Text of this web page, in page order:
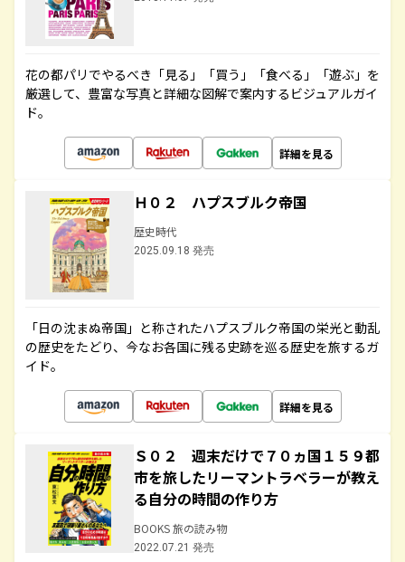
花の都パリでやるべき「見る」「買う」「食べる」「遊ぶ」を
厳選して、豊富な写真と詳細な図解で案内するビジュアルガイ
ド。
詳細を見る
Ｈ０２ ハプスブルク帝国
歴史時代
2025.09.18 発売
「日の沈まぬ帝国」と称されたハプスブルク帝国の栄光と動乱
の歴史をたどり、今なお各国に残る史跡を巡る歴史を旅するガ
イド。
詳細を見る
Ｓ０２ 週末だけで７０ヵ国１５９都
市を旅したリーマントラベラーが教え
る自分の時間の作り方
BOOKS 旅の読み物
2022.07.21 発売